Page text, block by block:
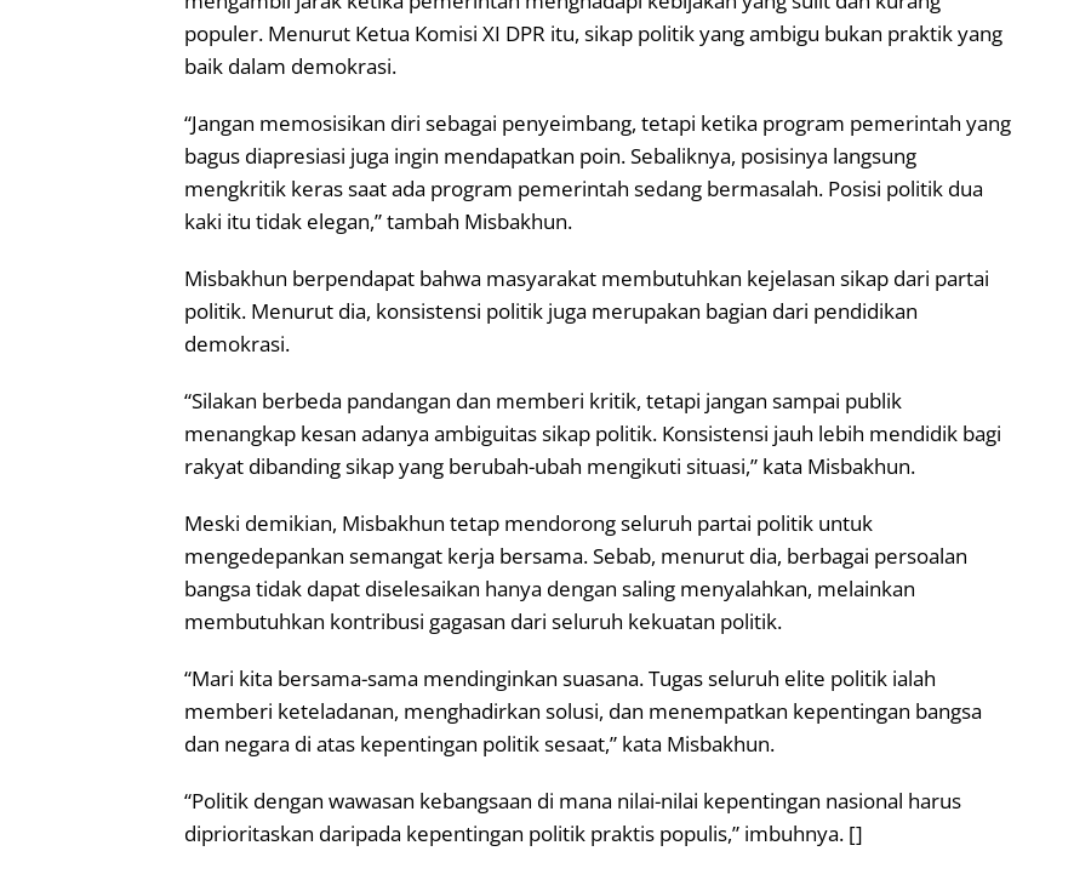
populer. Menurut Ketua Komisi XI DPR itu, sikap politik yang ambigu bukan praktik yang
baik dalam demokrasi.
“Jangan memosisikan diri sebagai penyeimbang, tetapi ketika program pemerintah yang
bagus diapresiasi juga ingin mendapatkan poin. Sebaliknya, posisinya langsung
mengkritik keras saat ada program pemerintah sedang bermasalah. Posisi politik dua
kaki itu tidak elegan,” tambah Misbakhun.
Misbakhun berpendapat bahwa masyarakat membutuhkan kejelasan sikap dari partai
politik. Menurut dia, konsistensi politik juga merupakan bagian dari pendidikan
demokrasi.
“Silakan berbeda pandangan dan memberi kritik, tetapi jangan sampai publik
menangkap kesan adanya ambiguitas sikap politik. Konsistensi jauh lebih mendidik bagi
rakyat dibanding sikap yang berubah-ubah mengikuti situasi,” kata Misbakhun.
Meski demikian, Misbakhun tetap mendorong seluruh partai politik untuk
mengedepankan semangat kerja bersama. Sebab, menurut dia, berbagai persoalan
bangsa tidak dapat diselesaikan hanya dengan saling menyalahkan, melainkan
membutuhkan kontribusi gagasan dari seluruh kekuatan politik.
“Mari kita bersama-sama mendinginkan suasana. Tugas seluruh elite politik ialah
memberi keteladanan, menghadirkan solusi, dan menempatkan kepentingan bangsa
dan negara di atas kepentingan politik sesaat,” kata Misbakhun.
“Politik dengan wawasan kebangsaan di mana nilai-nilai kepentingan nasional harus
diprioritaskan daripada kepentingan politik praktis populis,” imbuhnya. []